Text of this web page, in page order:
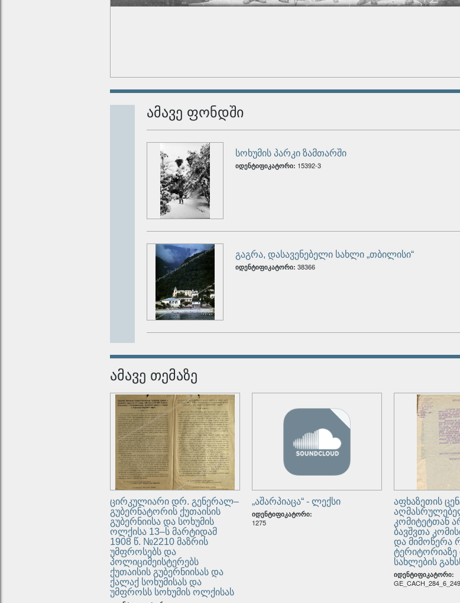
ამავე ფონდში
სოხუმის პარკი ზამთარში
იდენტიფიკატორი: 15392-3
გაგრა, დასავენებელი სახლი „თბილისი“
იდენტიფიკატორი: 38366
სოხუმის სახელწიფო დრამატული თეატრში
ეპიზოდური როლის შემსრულებელი სამოქალაქო
იდენტიფიკატორი:
ამავე თემაზე
ცირკულიარი დრ. გენერალ–
გუბერნატორის ქუთაისის
გუბერნიისა და სოხუმის
ოლქისა 13–ს მარტიდამ
1908 წ. №2210 მაზრის
უმფროსებს და
პოლიციმეისტერებს
ქუთაისის გუბერნიისას და
ქალაქ სოხუმისას და
უმფროსს სოხუმის ოლქისას
„აშარპიაცა“ - ლექსი
იდენტიფიკატორი:
1275
აფხაზეთის
კომიტეტთან
ბავშვთა
და მიმოწერა
ტერიტორიაზე
სახლების
იდენტიფიკატორი:
GE_CACH_284_6_249